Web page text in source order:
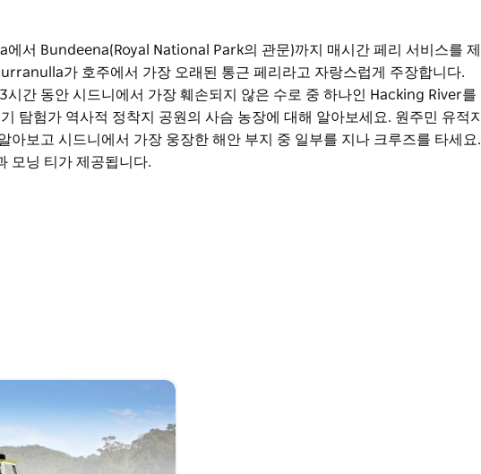
서 Bundeena(Royal National Park의 관문)까지 매시간 페리 서비스를 제
가 호주에서 가장 오래된 통근 페리라고 자랑스럽게 주장합니다.
간 동안 시드니에서 가장 훼손되지 않은 수로 중 하나인 Hacking River를
탐험가 역사적 정착지 공원의 사슴 농장에 대해 알아보세요. 원주민 유적지
아보고 시드니에서 가장 웅장한 해안 부지 중 일부를 지나 크루즈를 타세요.
모닝 티가 제공됩니다.
가 호주에서 가장 오래된 통근 페리라고 자랑스럽게 주장합니다.